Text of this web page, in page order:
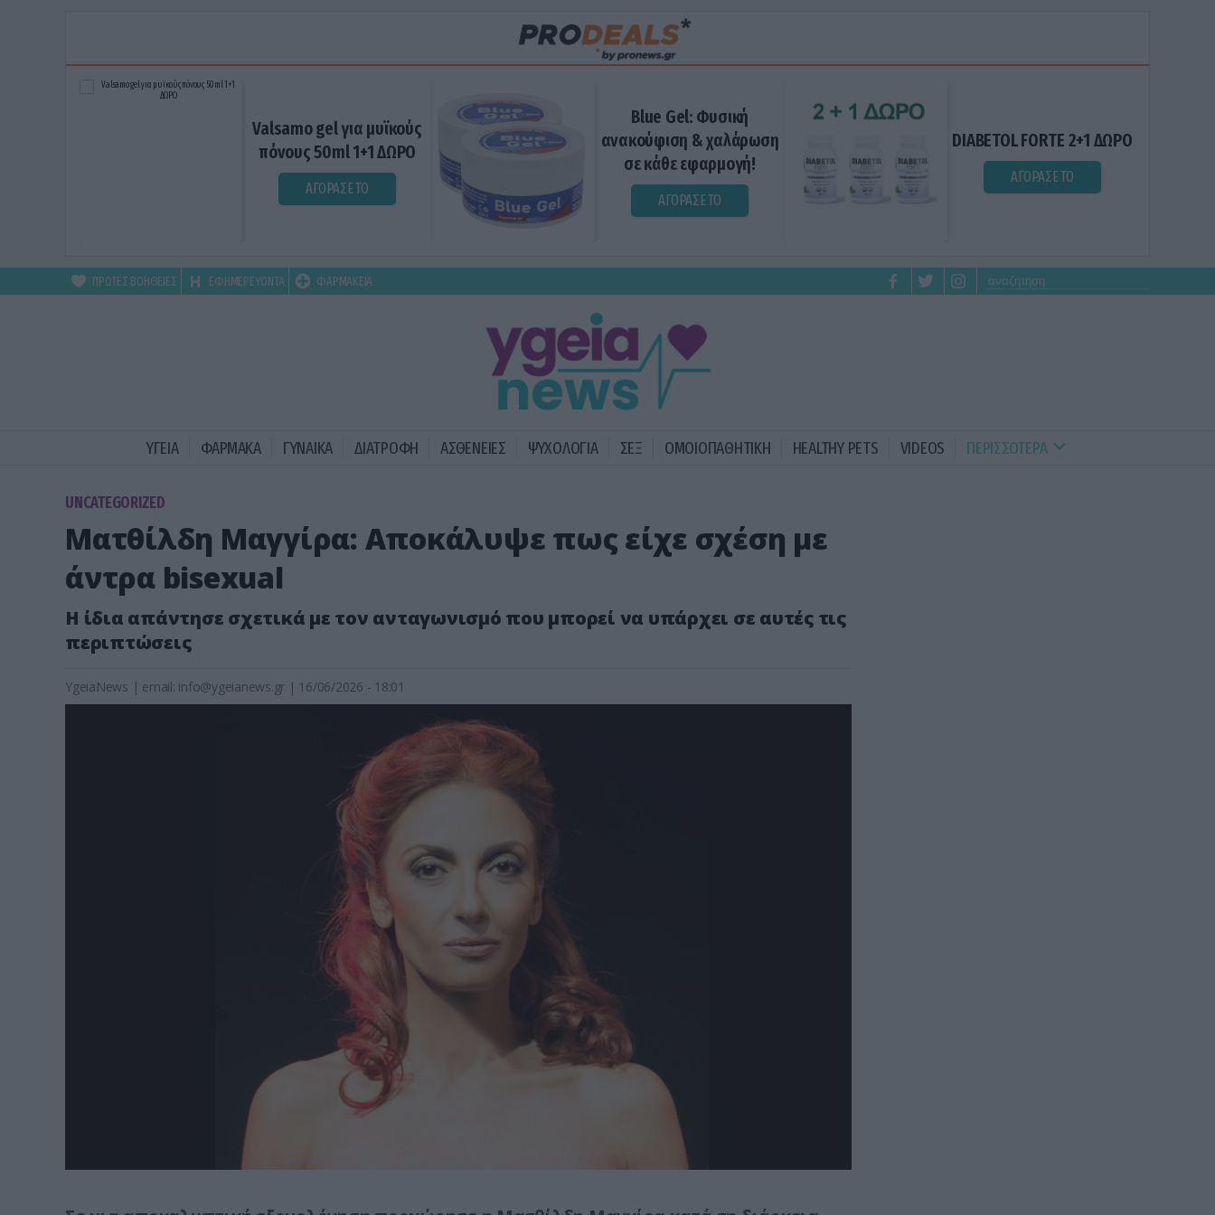
Valsamo gel για μυϊκούς
πόνους 50ml 1+1 ΔΩΡΟ
ΑΓΟΡΑΣΕ ΤΟ
Blue Gel: Φυσική
ανακούφιση & χαλάρωση
σε κάθε εφαρμογή!
ΑΓΟΡΑΣΕ ΤΟ
DIABETOL FORTE 2+1 ΔΩΡΟ
ΑΓΟΡΑΣΕ ΤΟ
ΠΡΩΤΕΣ ΒΟΗΘΕΙΕΣ ΕΦΗΜΕΡΕΥΟΝΤΑ ΦΑΡΜΑΚΕΙΑ
ΥΓΕΙΑ ΦΑΡΜΑΚΑ ΓΥΝΑΙΚΑ ΔΙΑΤΡΟΦΗ ΑΣΘΕΝΕΙΕΣ ΨΥΧΟΛΟΓΙΑ ΣΕΞ ΟΜΟΙΟΠΑΘΗΤΙΚΗ HEALTHY PETS VIDEOS ΠΕΡΙΣΣΟΤΕΡΑ
UNCATEGORIZED
Ματθίλδη Μαγγίρα: Αποκάλυψε πως είχε σχέση με
άντρα bisexual
Η ίδια απάντησε σχετικά με τον ανταγωνισμό που μπορεί να υπάρχει σε αυτές τις
περιπτώσεις
YgeiaNews | email: info@ygeianews.gr | 16/06/2026 - 18:01